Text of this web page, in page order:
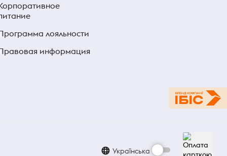
лояльности
информация
Українська